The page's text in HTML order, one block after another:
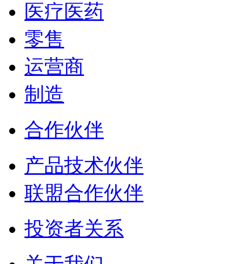
医疗医药
零售
运营商
制造
合作伙伴
产品技术伙伴
联盟合作伙伴
投资者关系